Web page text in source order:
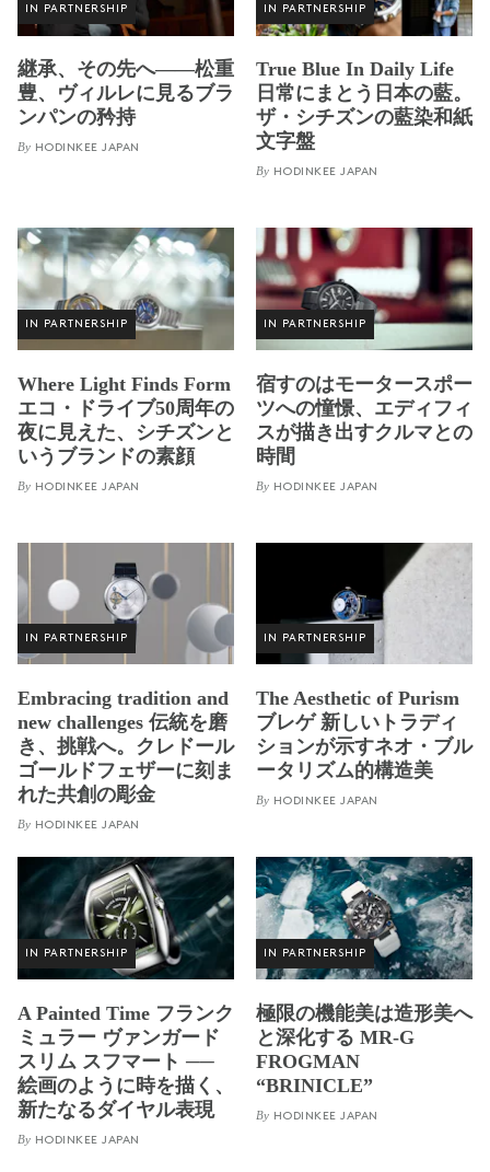
IN PARTNERSHIP
継承、その先へ——松重
豊、ヴィルレに見るブラ
ンパンの矜持
By HODINKEE JAPAN
IN PARTNERSHIP
True Blue In Daily Life
日常にまとう日本の藍。
ザ・シチズンの藍染和紙
文字盤
By HODINKEE JAPAN
IN PARTNERSHIP
Where Light Finds Form
エコ・ドライブ50周年の
夜に見えた、シチズンと
いうブランドの素顔
By HODINKEE JAPAN
IN PARTNERSHIP
宿すのはモータースポー
ツへの憧憬、エディフィ
スが描き出すクルマとの
時間
By HODINKEE JAPAN
IN PARTNERSHIP
Embracing tradition and
new challenges 伝統を磨
き、挑戦へ。クレドール
ゴールドフェザーに刻ま
れた共創の彫金
By HODINKEE JAPAN
IN PARTNERSHIP
The Aesthetic of Purism
ブレゲ 新しいトラディ
ションが示すネオ・ブル
ータリズム的構造美
By HODINKEE JAPAN
IN PARTNERSHIP
A Painted Time フランク
ミュラー ヴァンガード
スリム スフマート ──
絵画のように時を描く、
新たなるダイヤル表現
By HODINKEE JAPAN
IN PARTNERSHIP
極限の機能美は造形美へ
と深化する MR-G
FROGMAN
“BRINICLE”
By HODINKEE JAPAN